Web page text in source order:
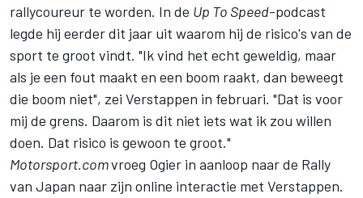
rallycoureur te worden. In de Up To Speed-podcast
legde hij eerder dit jaar uit waarom hij de risico's van de
sport te groot vindt. "Ik vind het echt geweldig, maar
als je een fout maakt en een boom raakt, dan beweegt
die boom niet", zei Verstappen in februari. "Dat is voor
mij de grens. Daarom is dit niet iets wat ik zou willen
doen. Dat risico is gewoon te groot."
Motorsport.comvroeg Ogier in aanloop naar de Rally
van Japan naar zijn online interactie met Verstappen.